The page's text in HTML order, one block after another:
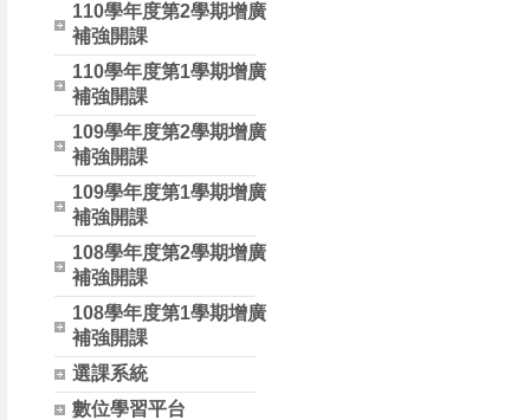
110學年度第2學期增廣
補強開課
110學年度第1學期增廣
補強開課
109學年度第2學期增廣
補強開課
109學年度第1學期增廣
補強開課
108學年度第2學期增廣
補強開課
108學年度第1學期增廣
補強開課
選課系統
數位學習平台